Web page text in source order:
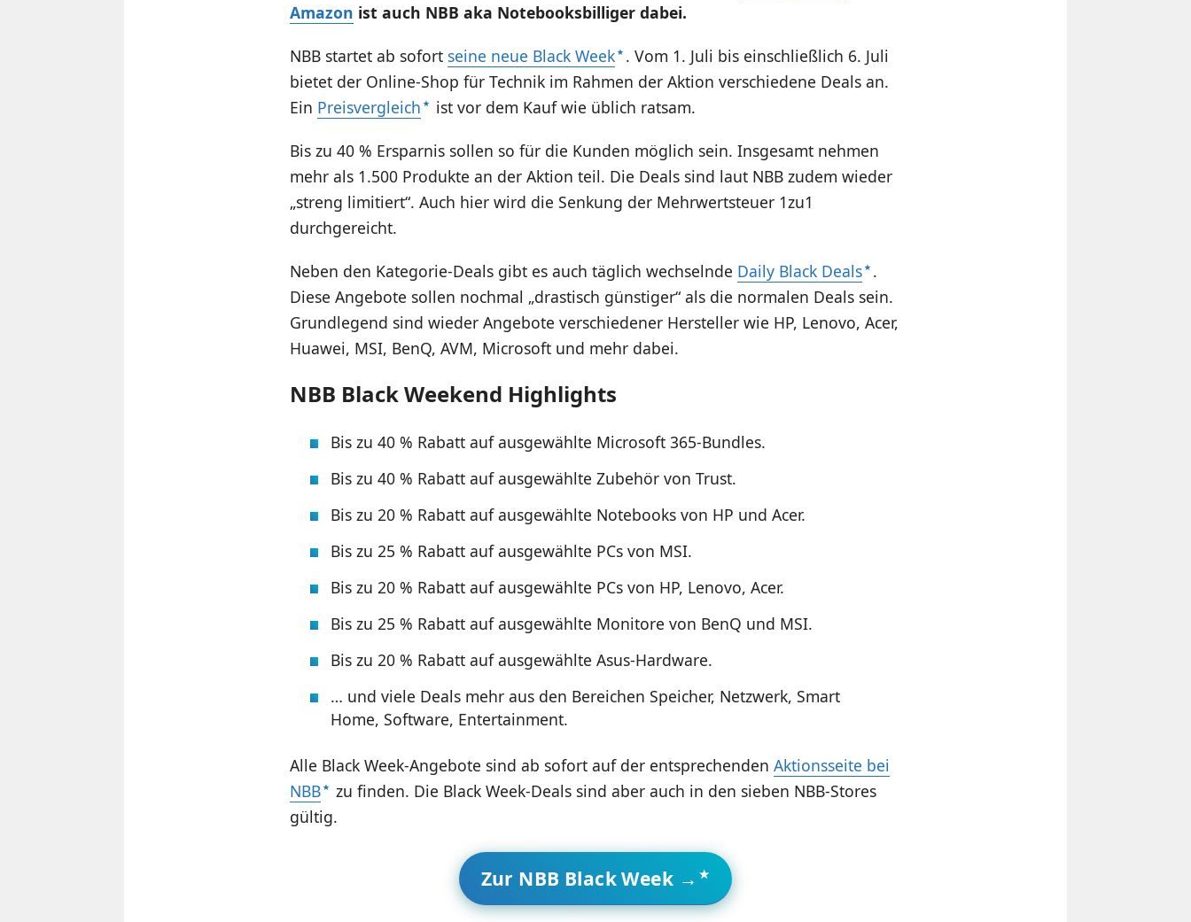
Amazon ist auch NBB aka Notebooksbilliger dabei.
NBB startet ab sofort seine neue Black Week . Vom 1. Juli bis einschließlich 6. Juli
bietet der Online-Shop für Technik im Rahmen der Aktion verschiedene Deals an.
Ein Preisvergleich ist vor dem Kauf wie üblich ratsam.
Bis zu 40 % Ersparnis sollen so für die Kunden möglich sein. Insgesamt nehmen
mehr als 1.500 Produkte an der Aktion teil. Die Deals sind laut NBB zudem wieder
„streng limitiert“. Auch hier wird die Senkung der Mehrwertsteuer 1zu1
durchgereicht.
Neben den Kategorie-Deals gibt es auch täglich wechselnde Daily Black Deals .
Diese Angebote sollen nochmal „drastisch günstiger“ als die normalen Deals sein.
Grundlegend sind wieder Angebote verschiedener Hersteller wie HP, Lenovo, Acer,
Huawei, MSI, BenQ, AVM, Microsoft und mehr dabei.
NBB Black Weekend Highlights
Bis zu 40 % Rabatt auf ausgewählte Microsoft 365-Bundles.
Bis zu 40 % Rabatt auf ausgewählte Zubehör von Trust.
Bis zu 20 % Rabatt auf ausgewählte Notebooks von HP und Acer.
Bis zu 25 % Rabatt auf ausgewählte PCs von MSI.
Bis zu 20 % Rabatt auf ausgewählte PCs von HP, Lenovo, Acer.
Bis zu 25 % Rabatt auf ausgewählte Monitore von BenQ und MSI.
Bis zu 20 % Rabatt auf ausgewählte Asus-Hardware.
… und viele Deals mehr aus den Bereichen Speicher, Netzwerk, Smart
Home, Software, Entertainment.
Alle Black Week-Angebote sind ab sofort auf der entsprechenden Aktionsseite bei
NBB
zu finden. Die Black Week-Deals sind aber auch in den sieben NBB-Stores
gültig.
Zur NBB Black Week →